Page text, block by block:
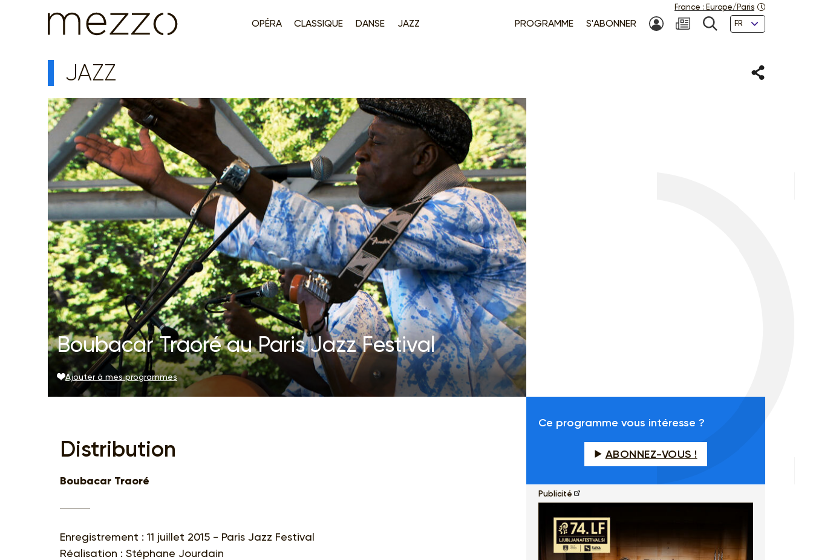
OPÉRA CLASSIQUE DANSE JAZZ PROGRAMME S'ABONNER MON COMPTE
NEWSLETTER
RECHERCHE
Langues
France : Europe/Paris
JAZZ Partager
Boubacar Traoré au Paris Jazz Festival
Ajouter à mes programmes
Distribution
Boubacar Traoré
Enregistrement : 11 juillet 2015 - Paris Jazz Festival
Réalisation : Stéphane Jourdain
Ce programme vous intéresse ?
ABONNEZ-VOUS !
Publicité